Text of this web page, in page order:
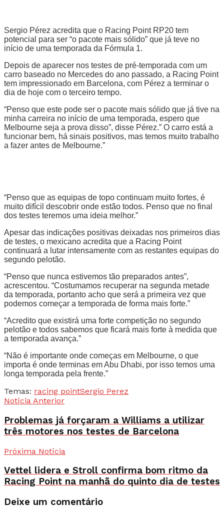
Sergio Pérez acredita que o Racing Point RP20 tem
potencial para ser “o pacote mais sólido” que já teve no
início de uma temporada da Fórmula 1.
Depois de aparecer nos testes de pré-temporada com um
carro baseado no Mercedes do ano passado, a Racing Point
tem impressionado em Barcelona, com Pérez a terminar o
dia de hoje com o terceiro tempo.
“Penso que este pode ser o pacote mais sólido que já tive na
minha carreira no início de uma temporada, espero que
Melbourne seja a prova disso”, disse Pérez.” O carro está a
funcionar bem, há sinais positivos, mas temos muito trabalho
a fazer antes de Melbourne.”
“Penso que as equipas de topo continuam muito fortes, é
muito difícil descobrir onde estão todos. Penso que no final
dos testes teremos uma ideia melhor.”
Apesar das indicações positivas deixadas nos primeiros dias
de testes, o mexicano acredita que a Racing Point
continuará a lutar intensamente com as restantes equipas do
segundo pelotão.
“Penso que nunca estivemos tão preparados antes”,
acrescentou. “Costumamos recuperar na segunda metade
da temporada, portanto acho que será a primeira vez que
podemos começar a temporada de forma mais forte.”
“Acredito que existirá uma forte competição no segundo
pelotão e todos sabemos que ficará mais forte à medida que
a temporada avança.”
“Não é importante onde começas em Melbourne, o que
importa é onde terminas em Abu Dhabi, por isso temos uma
longa temporada pela frente.”
Temas: racing pointSergio Perez
Notícia Anterior
Problemas já forçaram a Williams a utilizar
três motores nos testes de Barcelona
Próxima Notícia
Vettel lidera e Stroll confirma bom ritmo da
Racing Point na manhã do quinto dia de testes
Deixe um comentário